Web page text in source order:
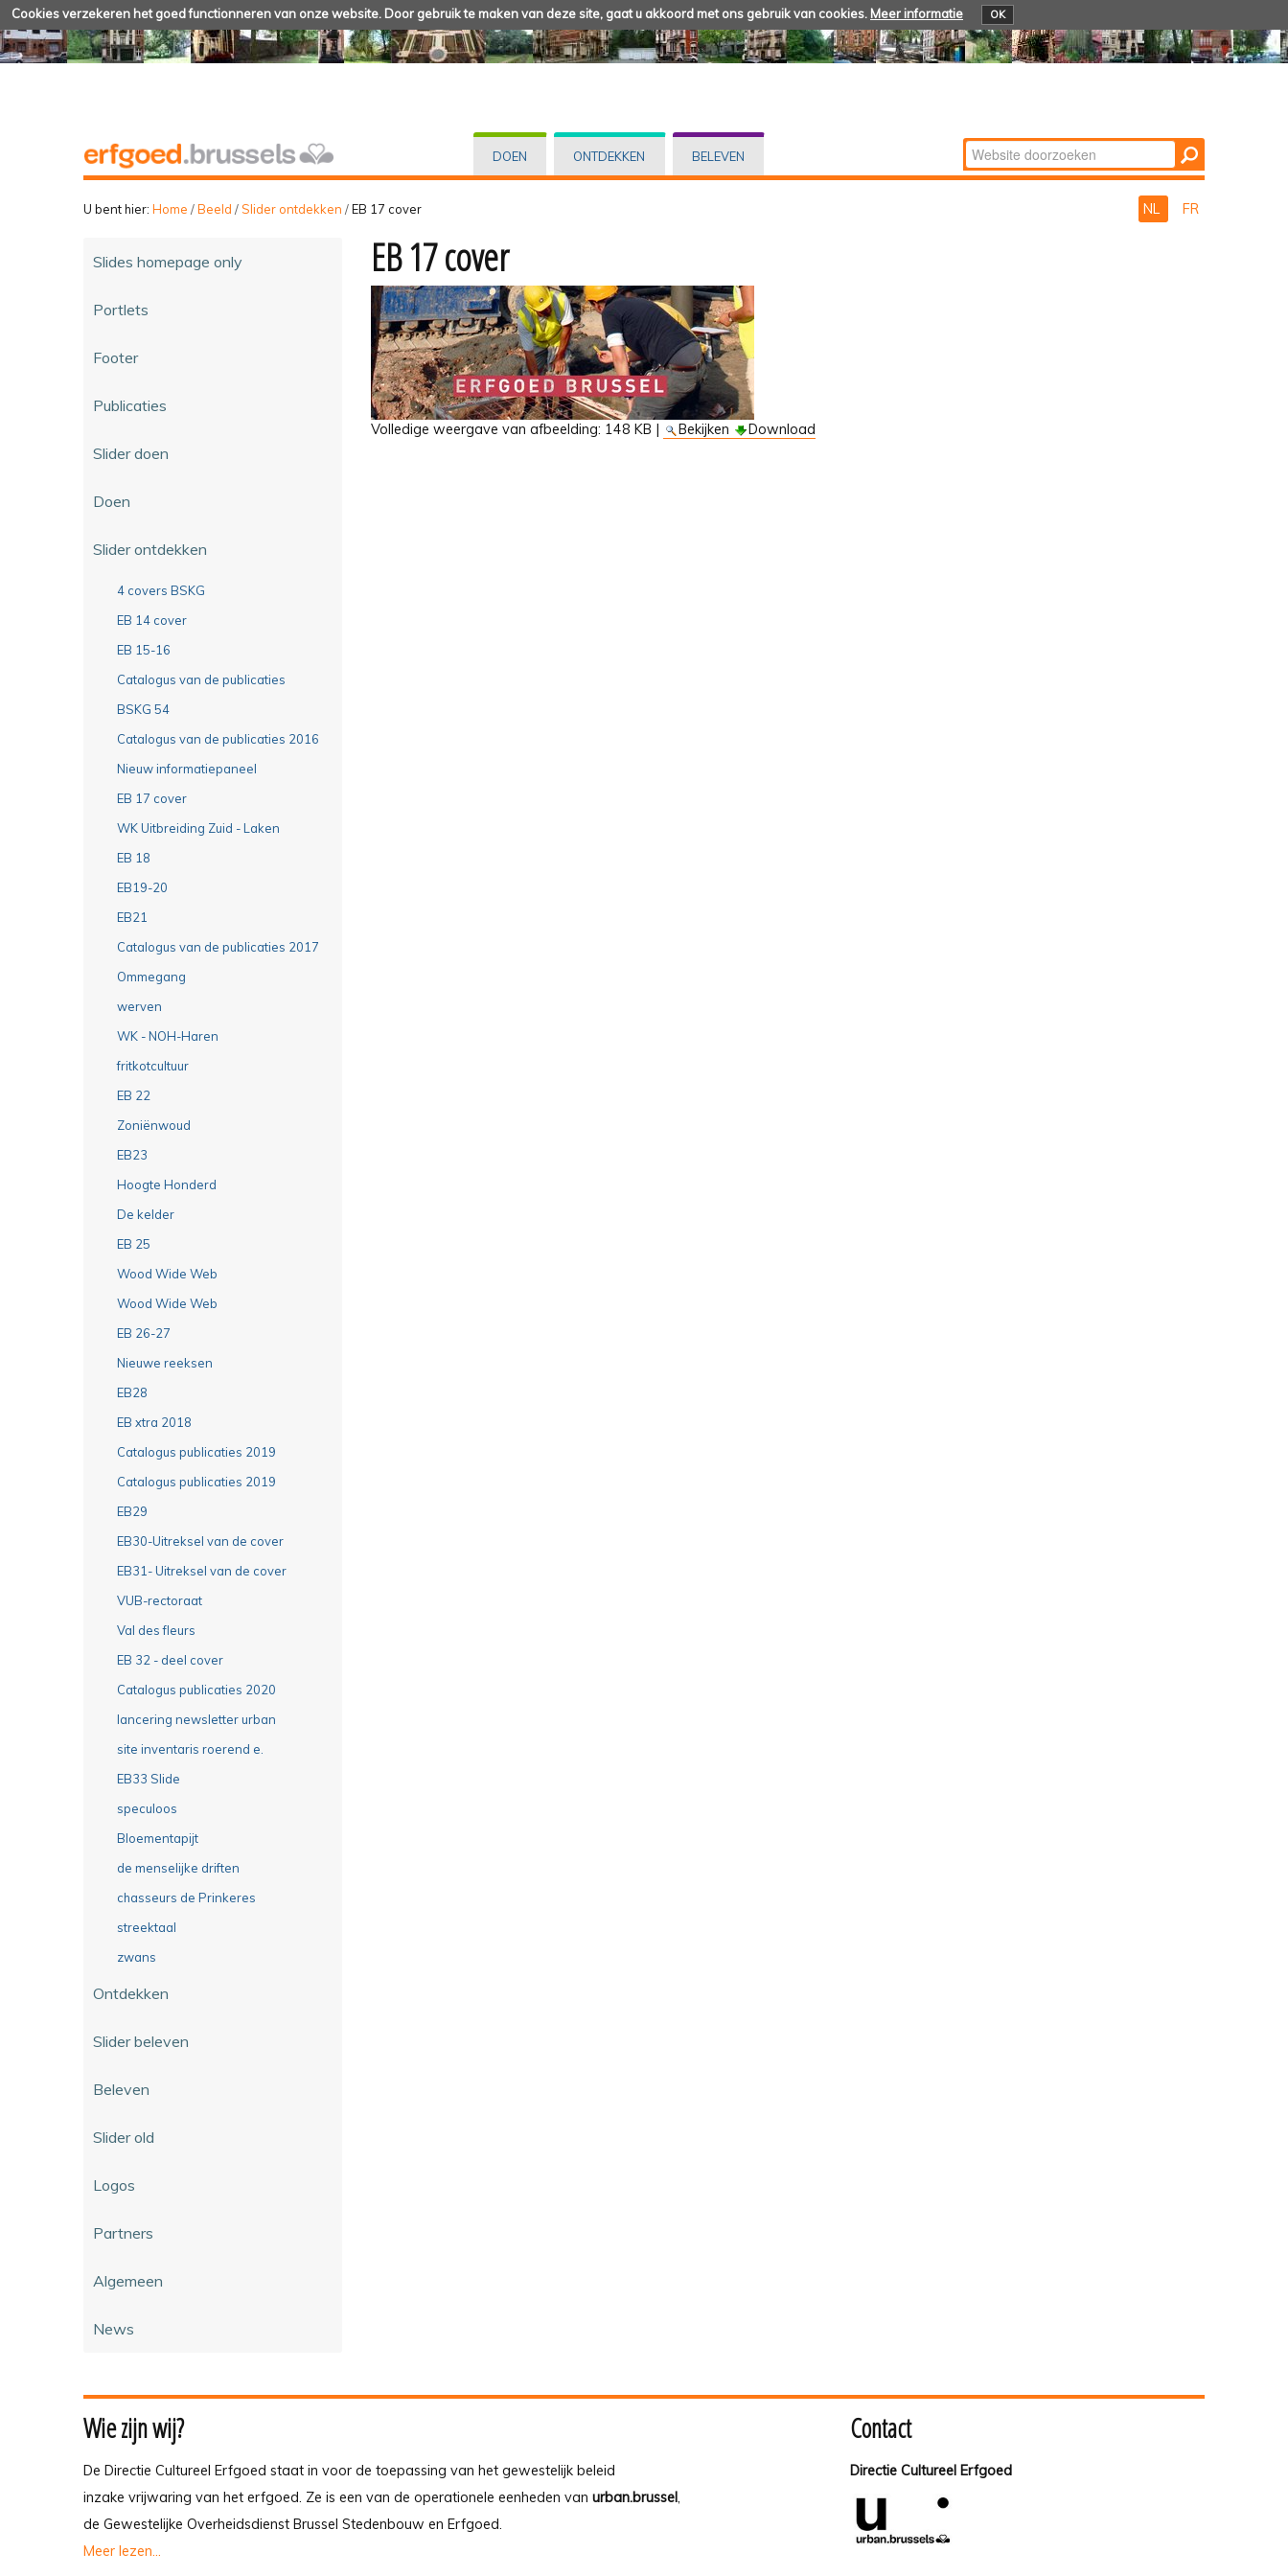
Cookies verzekeren het goed functionneren van onze website. Door gebruik te maken van deze site, gaat u akkoord met ons gebruik van cookies. Meer informatie OK
DOEN ONTDEKKEN BELEVEN Zoek
Geavanceerd
U bent hier: Home /Beeld /Slider ontdekken /EB 17 cover NL FR
Slides homepage only
Portlets
Footer
Publicaties
Slider doen
Doen
Slider ontdekken
4 covers BSKG
EB 14 cover
EB 15-16
Catalogus van de publicaties
BSKG 54
Catalogus van de publicaties 2016
Nieuw informatiepaneel
EB 17 cover
WK Uitbreiding Zuid - Laken
EB 18
EB19-20
EB21
Catalogus van de publicaties 2017
Ommegang
werven
WK - NOH-Haren
fritkotcultuur
EB 22
Zoniënwoud
EB23
Hoogte Honderd
De kelder
EB 25
Wood Wide Web
Wood Wide Web
EB 26-27
Nieuwe reeksen
EB28
EB xtra 2018
Catalogus publicaties 2019
Catalogus publicaties 2019
EB29
EB30-Uitreksel van de cover
EB31- Uitreksel van de cover
VUB-rectoraat
Val des fleurs
EB 32 - deel cover
Catalogus publicaties 2020
lancering newsletter urban
site inventaris roerend e.
EB33 Slide
speculoos
Bloementapijt
de menselijke driften
chasseurs de Prinkeres
streektaal
zwans
Ontdekken
Slider beleven
Beleven
Slider old
Logos
Partners
Algemeen
News
EB 17 cover
Volledige weergave van afbeelding: 148 KB | Bekijken Download
Wie zijn wij?
De Directie Cultureel Erfgoed staat in voor de toepassing van het gewestelijk beleid
inzake vrijwaring van het erfgoed. Ze is een van de operationele eenheden van urban.brussel,
de Gewestelijke Overheidsdienst Brussel Stedenbouw en Erfgoed.
Meer lezen...
Contact
Directie Cultureel Erfgoed